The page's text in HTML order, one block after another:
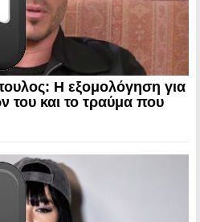
Η εξομολόγηση για
του και το τραύμα που